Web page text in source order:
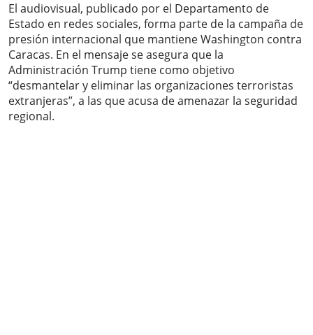
El audiovisual, publicado por el Departamento de
Estado en redes sociales, forma parte de la campaña de
presión internacional que mantiene Washington contra
Caracas. En el mensaje se asegura que la
Administración Trump tiene como objetivo
“desmantelar y eliminar las organizaciones terroristas
extranjeras”, a las que acusa de amenazar la seguridad
regional.